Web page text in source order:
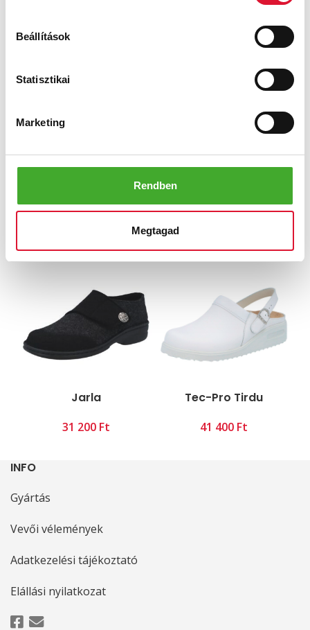
Beállítások
Statisztikai
Marketing
Rendben
Megtagad
Larena Lüneburg
Jarla
Ft
Tec-Pro Tirdu
Ft
INFO
Gyártás
Vevői vélemények
Adatkezelési tájékoztató
Elállási nyilatkozat